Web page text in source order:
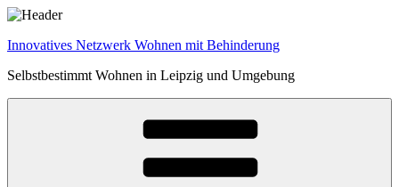
Zum
springen
Innovatives Netzwerk Wohnen mit Behinderung
Selbstbestimmt Wohnen in Leipzig und Umgebung